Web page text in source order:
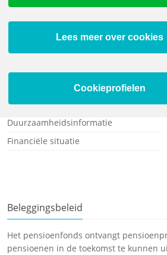
Waarvoor kunt u bij het fonds terecht?
Missie, visie en strategie
Klachten en geschillen
Beleggingsbeleid
Duurzaamheidsinformatie
Financiële situatie
Beleggingsbeleid
Het pensioenfonds ontvangt
pensioenen in de toekomst te kunnen
Lees meer over cookies
Cookieprofielen